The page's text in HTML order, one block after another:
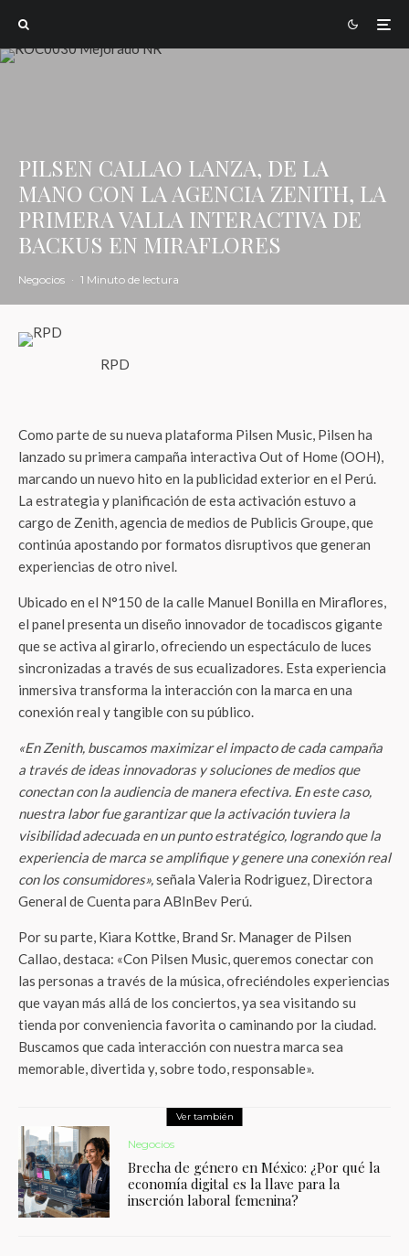
PILSEN CALLAO LANZA, DE LA
MANO CON LA AGENCIA ZENITH, LA
PRIMERA VALLA INTERACTIVA DE
BACKUS EN MIRAFLORES
Negocios · 1 Minuto de lectura
RPD
Como parte de su nueva plataforma Pilsen Music, Pilsen ha
lanzado su primera campaña interactiva Out of Home (OOH),
marcando un nuevo hito en la publicidad exterior en el Perú.
La estrategia y planificación de esta activación estuvo a
cargo de Zenith, agencia de medios de Publicis Groupe, que
continúa apostando por formatos disruptivos que generan
experiencias de otro nivel.
Ubicado en el N°150 de la calle Manuel Bonilla en Miraflores,
el panel presenta un diseño innovador de tocadiscos gigante
que se activa al girarlo, ofreciendo un espectáculo de luces
sincronizadas a través de sus ecualizadores. Esta experiencia
inmersiva transforma la interacción con la marca en una
conexión real y tangible con su público.
«En Zenith, buscamos maximizar el impacto de cada campaña
a través de ideas innovadoras y soluciones de medios que
conectan con la audiencia de manera efectiva. En este caso,
nuestra labor fue garantizar que la activación tuviera la
visibilidad adecuada en un punto estratégico, logrando que la
experiencia de marca se amplifique y genere una conexión real
con los consumidores»,señala Valeria Rodriguez, Directora
General de Cuenta para ABInBev Perú.
Por su parte, Kiara Kottke, Brand Sr. Manager de Pilsen
Callao, destaca: «Con Pilsen Music, queremos conectar con
las personas a través de la música, ofreciéndoles experiencias
que vayan más allá de los conciertos, ya sea visitando su
tienda por conveniencia favorita o caminando por la ciudad.
Buscamos que cada interacción con nuestra marca sea
memorable, divertida y, sobre todo, responsable».
Ver también
Negocios
Brecha de género en México: ¿Por qué la
economía digital es la llave para la
inserción laboral femenina?